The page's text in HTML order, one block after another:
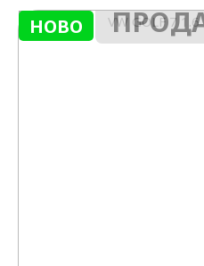
НОВО